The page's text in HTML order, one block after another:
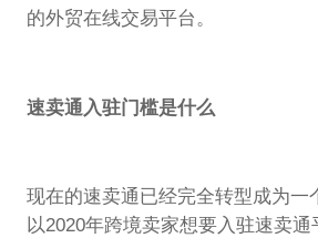
的外贸在线交易平台。
速卖通入驻门槛是什么
现在的速卖通已经完全转型成为一
以2020年跨境卖家想要入驻速卖